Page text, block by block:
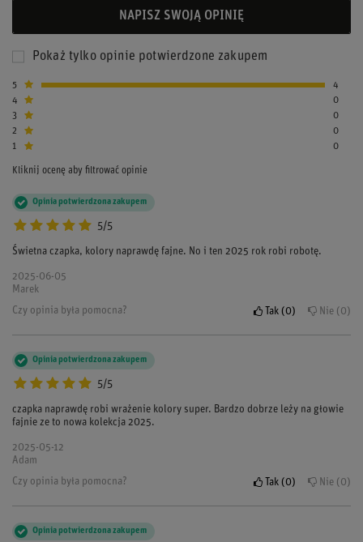
NAPISZ SWOJĄ OPINIĘ
Pokaż tylko opinie potwierdzone zakupem
5
4
4
0
3
0
2
0
1
0
Kliknij ocenę aby filtrować opinie
5/5
Opinia potwierdzona zakupem
Świetna czapka, kolory naprawdę fajne. No i ten 2025 rok robi robotę.
2025-06-05
Marek
Czy opinia była pomocna?
Tak 0 Nie 0
5/5
Opinia potwierdzona zakupem
czapka naprawdę robi wrażenie kolory super. Bardzo dobrze leży na głowie
fajnie ze to nowa kolekcja 2025.
2025-05-12
Adam
Czy opinia była pomocna?
Tak 0 Nie 0
Opinia potwierdzona zakupem